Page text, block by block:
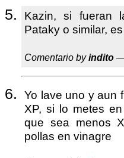
Kazin, si fueran
Pataky o similar,
Comentario byindito —
Yo lave uno y aun
XP, si lo metes
que sea menos
pollas en vinagre